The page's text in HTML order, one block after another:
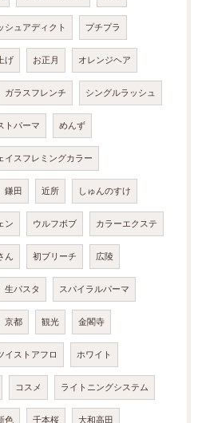
シュアディクト プチプラ
げ お正月 オレンジヘア
ガラスフレンチ シングルラッシュ
トパーマ めんず
イスフレミングカラー
鎌田 近所 しゅんのすけ
ン ウルフボブ カラーエクステ
ん 初ブリーチ 広陵
生パスタ スパイラルパーマ
京都 観光 金閣寺
イストアフロ ホワイト
コスメ ライトニングシステム
色 千本桜 大和高田